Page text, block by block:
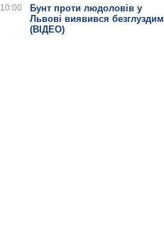
10:00
Бунт проти людоловів у
Львові виявився безглуздим
(ВІДЕО)